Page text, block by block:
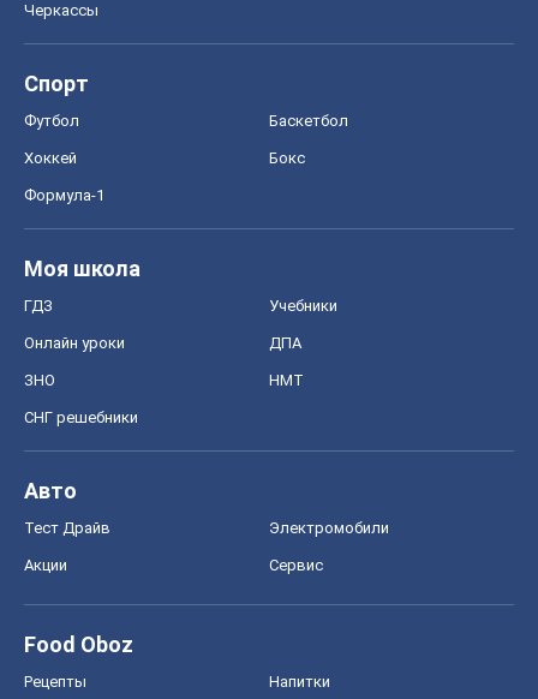
Черкассы
Спорт
Футбол Баскетбол
Хоккей Бокс
Формула-1
Моя школа
ГДЗ Учебники
Онлайн уроки ДПА
ЗНО НМТ
СНГ решебники
Авто
Тест Драйв Электромобили
Акции Сервис
Food Oboz
Рецепты Напитки